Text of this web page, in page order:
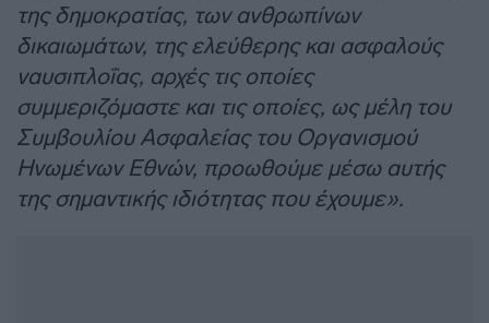
της δημοκρατίας, των ανθρωπίνων
δικαιωμάτων, της ελεύθερης και ασφαλούς
ναυσιπλοΐας, αρχές τις οποίες
συμμεριζόμαστε και τις οποίες, ως μέλη του
Συμβουλίου Ασφαλείας του Οργανισμού
Ηνωμένων Εθνών, προωθούμε μέσω αυτής
της σημαντικής ιδιότητας που έχουμε».